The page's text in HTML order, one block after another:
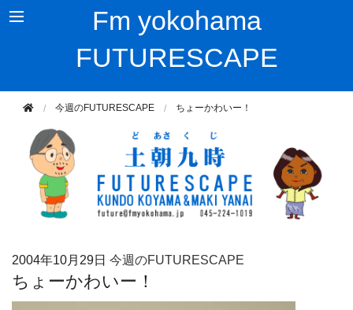
Fm yokohama
FUTURESCAPE
今週のFUTURESCAPE ちょーかわいー！
2004年10月29日 今週のFUTURESCAPE
ちょーかわいー！